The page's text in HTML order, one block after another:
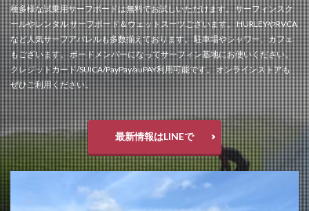
種多様な試乗用サーフボードは無料でお試しいただけます。 サーフィンスク
ールやレンタル サーフボード＆ウェットスーツございます。 HURLEYやRVCA
など人気サーフアパレルも多数揃えております。 駐車場やシャワー、カフェ
もございます。 ボードメンバーになってサーフィン基地にお使いください。
クレジットカード/SUICA/PayPay/auPAY利用可能です。 オンラインストアも
ぜひご利用ください。
最新情報はLINEで